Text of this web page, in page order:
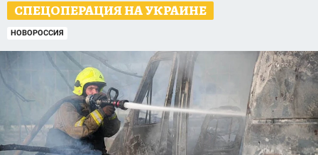
СПЕЦОПЕРАЦИЯ НА УКРАИНЕ
НОВОРОССИЯ